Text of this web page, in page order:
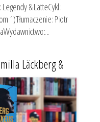
Legendy & LatteCykl:
1)Tłumaczenie: Piotr
Läckberg &